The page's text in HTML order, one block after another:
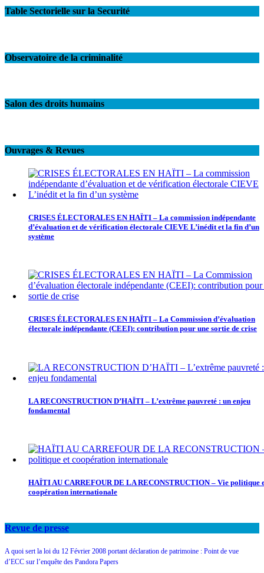
Table Sectorielle sur la Securité
Observatoire de la criminalité
Salon des droits humains
Ouvrages & Revues
CRISES ÉLECTORALES EN HAÏTI – La commission indépendante
d’évaluation et de vérification électorale CIEVE L’inédit et la fin d’un
système
CRISES ÉLECTORALES EN HAÏTI – La Commission d’évaluation
électorale indépendante (CEEI): contribution pour une sortie de crise
LA RECONSTRUCTION D’HAÏTI – L’extrême pauvreté : un enjeu
fondamental
HAÏTI AU CARREFOUR DE LA RECONSTRUCTION – Vie politique
coopération internationale
Revue de presse
A quoi sert la loi du 12 Février 2008 portant déclaration de patrimoine : Point de vue
d’ECC sur l’enquête des Pandora Papers